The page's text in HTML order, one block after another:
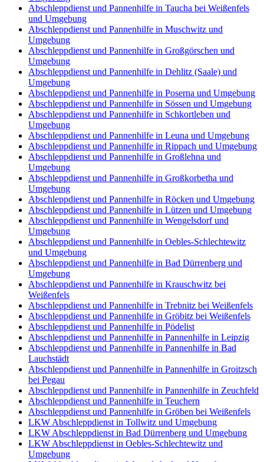
Abschleppdienst und Pannenhilfe in Taucha bei Weißenfels
und Umgebung
Abschleppdienst und Pannenhilfe in Muschwitz und
Umgebung
Abschleppdienst und Pannenhilfe in Großgörschen und
Umgebung
Abschleppdienst und Pannenhilfe in Dehlitz (Saale) und
Umgebung
Abschleppdienst und Pannenhilfe in Poserna und Umgebung
Abschleppdienst und Pannenhilfe in Sössen und Umgebung
Abschleppdienst und Pannenhilfe in Schkortleben und
Umgebung
Abschleppdienst und Pannenhilfe in Leuna und Umgebung
Abschleppdienst und Pannenhilfe in Rippach und Umgebung
Abschleppdienst und Pannenhilfe in Großlehna und
Umgebung
Abschleppdienst und Pannenhilfe in Großkorbetha und
Umgebung
Abschleppdienst und Pannenhilfe in Röcken und Umgebung
Abschleppdienst und Pannenhilfe in Lützen und Umgebung
Abschleppdienst und Pannenhilfe in Wengelsdorf und
Umgebung
Abschleppdienst und Pannenhilfe in Oebles-Schlechtewitz
und Umgebung
Abschleppdienst und Pannenhilfe in Bad Dürrenberg und
Umgebung
Abschleppdienst und Pannenhilfe in Krauschwitz bei
Weißenfels
Abschleppdienst und Pannenhilfe in Trebnitz bei Weißenfels
Abschleppdienst und Pannenhilfe in Gröbitz bei Weißenfels
Abschleppdienst und Pannenhilfe in Pödelist
Abschleppdienst und Pannenhilfe in Pannenhilfe in Leipzig
Abschleppdienst und Pannenhilfe in Pannenhilfe in Bad
Lauchstädt
Abschleppdienst und Pannenhilfe in Pannenhilfe in Groitzsch
bei Pegau
Abschleppdienst und Pannenhilfe in Pannenhilfe in Zeuchfeld
Abschleppdienst und Pannenhilfe in Teuchern
Abschleppdienst und Pannenhilfe in Gröben bei Weißenfels
LKW Abschleppdienst in Tollwitz und Umgebung
LKW Abschleppdienst in Bad Dürrenberg und Umgebung
LKW Abschleppdienst in Oebles-Schlechtewitz und
Umgebung